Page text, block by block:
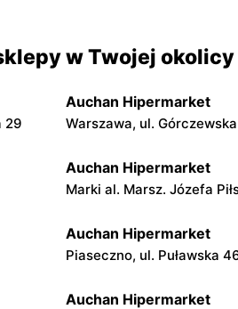
w Twojej okolicy
29
Auchan Hipermarket
Warszawa, ul.
Auchan Hipermarket
Marki al. Marsz. Józefa
Auchan Hipermarket
Piaseczno, ul. Puławska
Auchan Hipermarket